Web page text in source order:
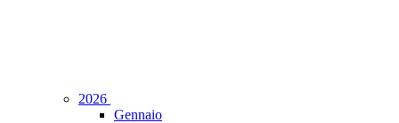
2026
Gennaio